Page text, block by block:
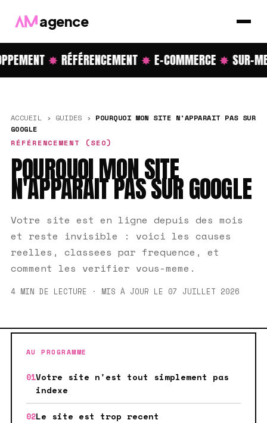
agence
✸RÉFÉRENCEMENT✸E-COMMERCE✸SUR-
ACCUEIL › GUIDES › POURQUOI MON SITE N'APPARAIT PAS SUR
GOOGLE
RÉFÉRENCEMENT (SEO)
POURQUOI MON SITE
N'APPARAIT PAS SUR GOOGLE
Votre site est en ligne depuis des mois
et reste invisible : voici les causes
reelles, classees par frequence, et
comment les verifier vous-meme.
4 MIN DE LECTURE · MIS À JOUR LE 07 JUILLET 2026
AU PROGRAMME
Votre site n'est tout simplement pas
indexe
Le site est trop recent